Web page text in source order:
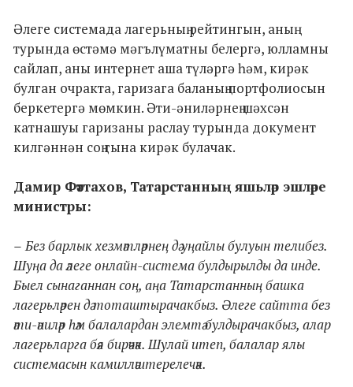
Әлеге системада лагерьның рейтингын, аның
турында өстәмә мәгълүматны белергә, юлламны
сайлап, аны интернет аша түләргә һәм, кирәк
булган очракта, гаризага баланың портфолиосын
беркетергә мөмкин. Әти-әниләрнең шәхсән
катнашуы гаризаны раслау турында документ
килгәннән соң гына кирәк булачак.
Дамир Фәттахов, Татарстанның яшьләр эшләре
министры:
–Без барлык хезмәтләрнең дә уңайлы булуын телибез.
Шуңа да әлеге онлайн-система булдырылды да инде.
Быел сынаганнан соң, аңа Татарстанның башка
лагерьләрен дә тоташтырачакбыз. Әлеге сайтта без
әти-әниләр һәм балалардан элемтә булдырачакбыз, алар
лагерьларга бәя бирәчәк. Шулай итеп, балалар ялы
системасын камилләштерелечәк.